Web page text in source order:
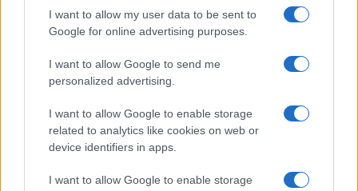
I want to allow my user data to be sent to
Google for online advertising purposes.
I want to allow Google to send me
personalized advertising.
I want to allow Google to enable storage
related to analytics like cookies on web or
device identifiers in apps.
I want to allow Google to enable storage